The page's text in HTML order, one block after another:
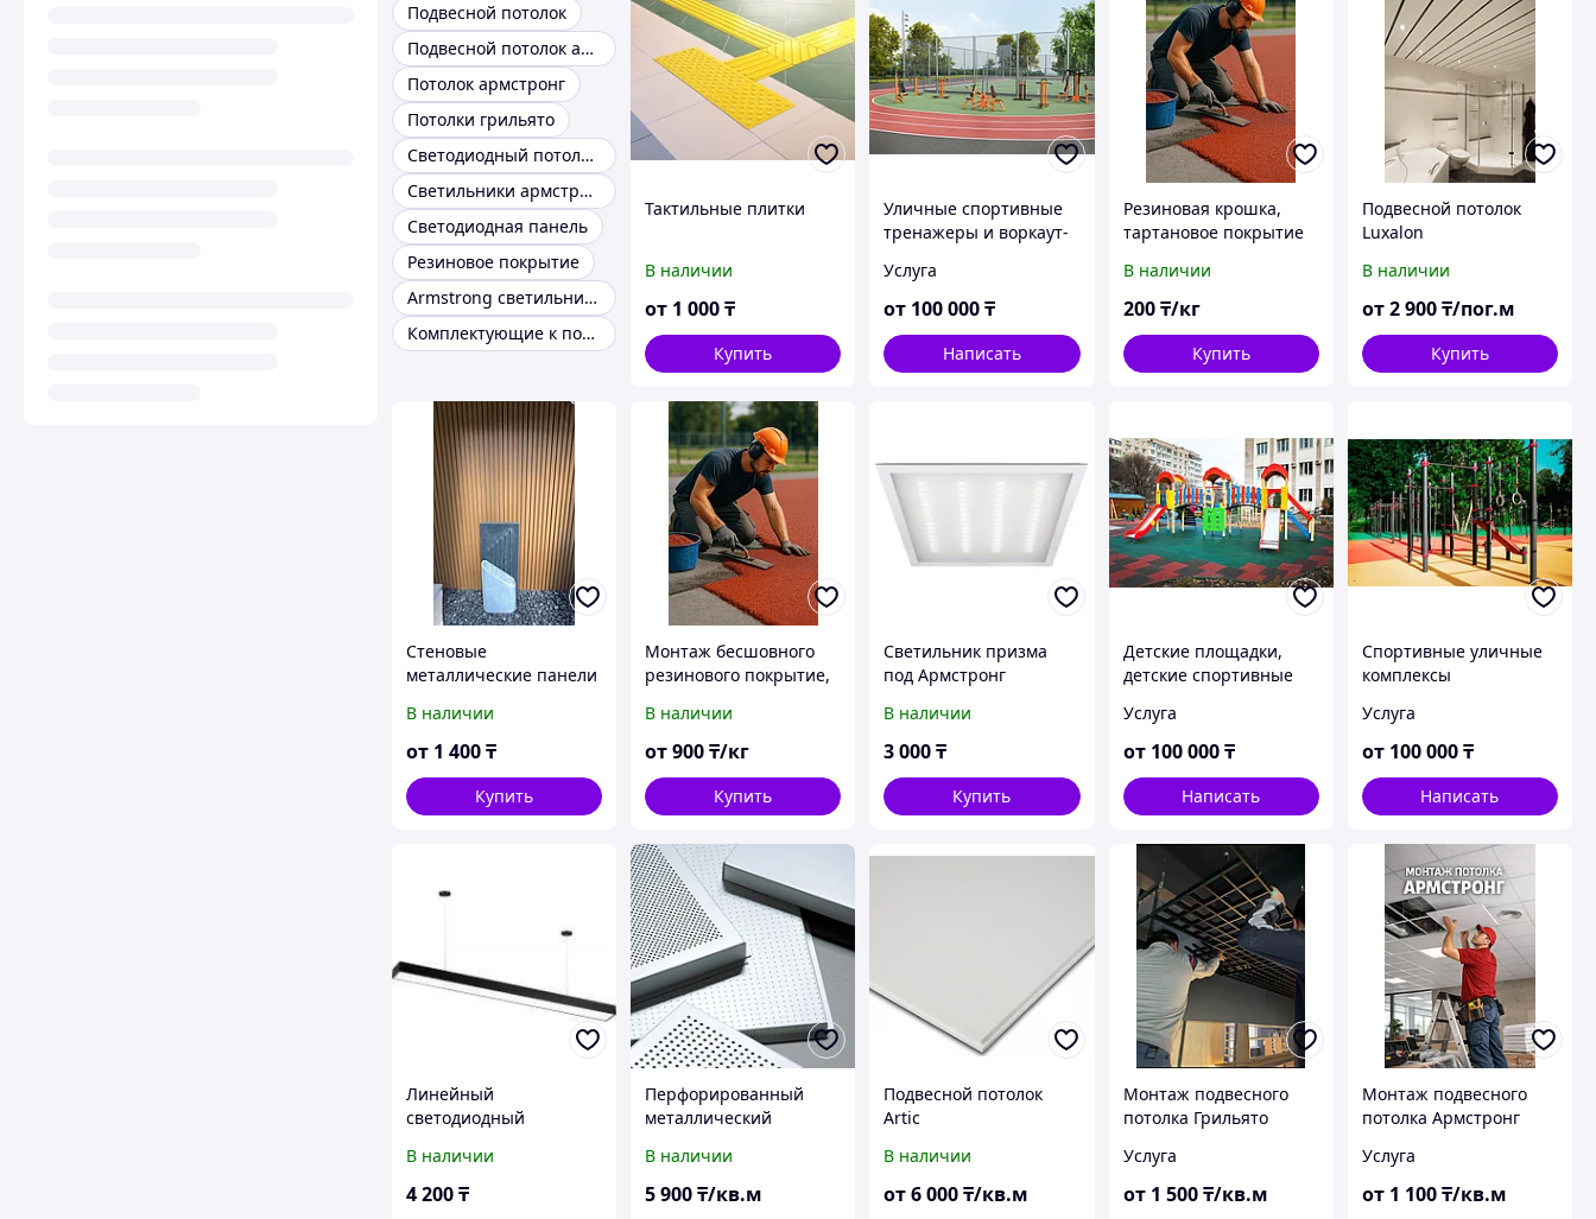
Подвесной потолок
Подвесной потолок армстронг
Потолок армстронг
Потолки грильято
Светодиодный потолочный светильник
Светильники армстронг
Светодиодная панель
Резиновое покрытие
Armstrong светильники
Комплектующие к потолку
Тактильные плитки
В наличии
от 1 000₸
Купить
Уличные спортивные
тренажеры и воркаут-
Услуга
от 100 000₸
Написать
Резиновая крошка,
тартановое покрытие
В наличии
200 ₸/кг
Купить
Подвесной потолок
Luxalon
В наличии
от2 900₸/пог.м
Купить
Стеновые
металлические панели
В наличии
от 1 400₸
Купить
Монтаж бесшовного
резинового покрытие,
В наличии
от900₸/кг
Купить
Светильник призма
под Армстронг
В наличии
3 000₸
Купить
Детские площадки,
детские спортивные
Услуга
от 100 000 ₸
Написать
Спортивные уличные
комплексы
Услуга
от 100 000₸
Написать
Линейный
светодиодный
В наличии
4 200₸
Перфорированный
металлический
комплектующими
В наличии
5 900₸/кв.м
Подвесной потолок
Artic
В наличии
от6 000₸/кв.м
Монтаж подвесного
потолка Грильято
Услуга
от 1 500 ₸/кв.м
Монтаж подвесного
потолка Армстронг
Услуга
от 1 100₸/кв.м